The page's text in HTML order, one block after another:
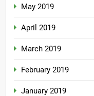
May 2019
April 2019
March 2019
February 2019
January 2019